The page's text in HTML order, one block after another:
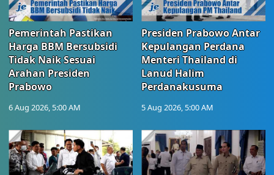
Pemerintah Pastikan
Harga BBM Bersubsidi
Tidak Naik Sesuai
Arahan Presiden
Prabowo
6 Aug 2026, 5:00 AM
Presiden Prabowo Antar
Kepulangan Perdana
Menteri Thailand di
Lanud Halim
Perdanakusuma
5 Aug 2026, 5:00 AM